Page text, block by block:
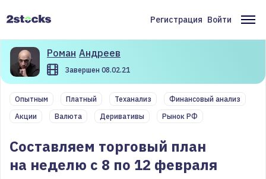
содержанию
Меню
пользователя
Регистрация Войти
Роман Андреев
Завершен 08.02.21
Составляем торговый план
на неделю с 8 по 12 февраля
Опытным Платный Теханализ
Финансовый анализ
Акции
Валюта Деривативы Рынок РФ